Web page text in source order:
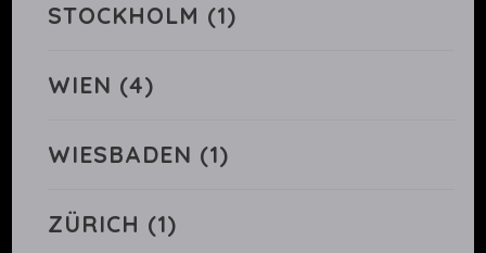
STOCKHOLM (1)
WIEN (4)
WIESBADEN (1)
ZÜRICH (1)